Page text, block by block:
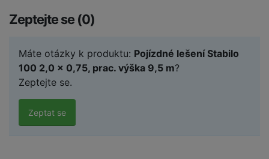
Zeptejte se (0)
Máte otázky k produktu: Pojízdné lešení Stabilo
100 2,0 x 0,75, prac. výška 9,5 m?
Zeptejte se.
Zeptat se